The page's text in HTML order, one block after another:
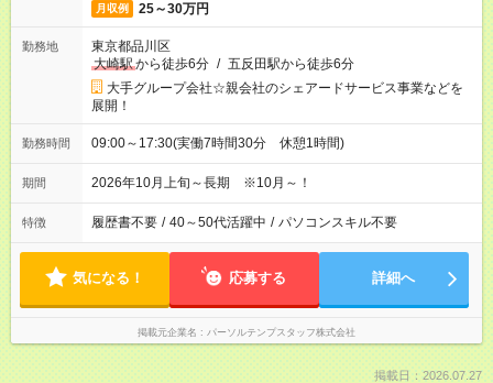
月収例 25～30万円
勤務地
東京都品川区
大崎駅から徒歩6分 / 五反田駅から徒歩6分
大手グループ会社☆親会社のシェアードサービス事業などを
展開！
勤務時間 09:00～17:30(実働7時間30分 休憩1時間)
期間 2026年10月上旬～長期 ※10月～！
特徴 履歴書不要 / 40～50代活躍中 / パソコンスキル不要
気になる！ 応募する 詳細へ
掲載元企業名 パーソルテンプスタッフ株式会社
掲載日：2026.07.27